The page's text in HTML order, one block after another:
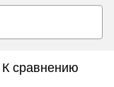
К сравнению